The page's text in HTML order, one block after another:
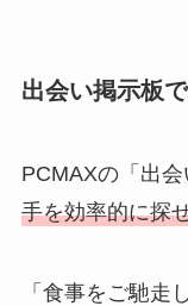
出会い掲示板
PCMAXの「出会
手を効率的に探
「食事をご馳走